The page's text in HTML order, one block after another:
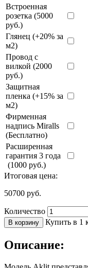
Встроенная
розетка (5000
руб.)
Глянец (+20% за
м2)
Провод с
вилкой (2000
руб.)
Защитная
пленка (+15% за
м2)
Фирменная
надпись Miralls
(Бесплатно)
Расширенная
гарантия 3 года
(1000 руб.)
Итоговая цена:
50700 руб.
Количество
В корзину Купить в 1
Описание: